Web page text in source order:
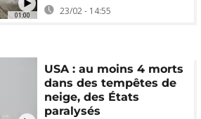
01:00 23/02 - 14:55
USA : au moins 4 morts
dans des tempêtes de
neige, des États
paralysés